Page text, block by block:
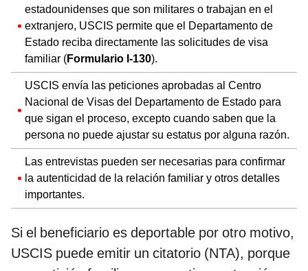
estadounidenses que son militares o trabajan en el
extranjero, USCIS permite que el Departamento de
Estado reciba directamente las solicitudes de visa
familiar (Formulario I-130).
USCIS envía las peticiones aprobadas al Centro
Nacional de Visas del Departamento de Estado para
que sigan el proceso, excepto cuando saben que la
persona no puede ajustar su estatus por alguna razón.
Las entrevistas pueden ser necesarias para confirmar
la autenticidad de la relación familiar y otros detalles
importantes.
Si el beneficiario es deportable por otro motivo,
USCIS puede emitir un citatorio (NTA), porque